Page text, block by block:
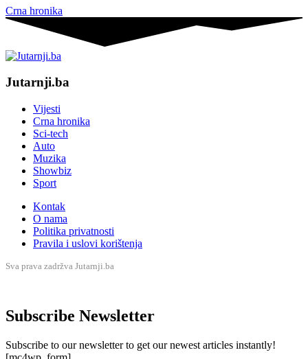
Crna hronika
Jutarnji.ba
Vijesti
Crna hronika
Sci-tech
Auto
Muzika
Showbiz
Sport
Kontak
O nama
Politika privatnosti
Pravila i uslovi korištenja
Sva prava zadržva Jutarnji.ba
Subscribe Newsletter
Subscribe to our newsletter to get our newest articles instantly!